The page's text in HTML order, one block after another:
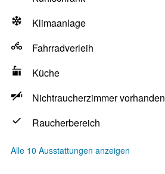
Klimaanlage
Fahrradverleih
Küche
Nichtraucherzimmer vorhanden
Raucherbereich
Alle 10 Ausstattungen anzeigen